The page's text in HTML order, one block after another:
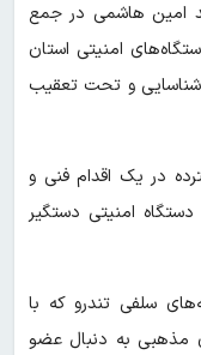
امین هاشمی در جمع
امنیتی استان
شناسایی و تحت تعقیب
در یک اقدام فنی و
امنیتی دستگیر
سلفی تندرو که با
مذهبی به دنبال عضو